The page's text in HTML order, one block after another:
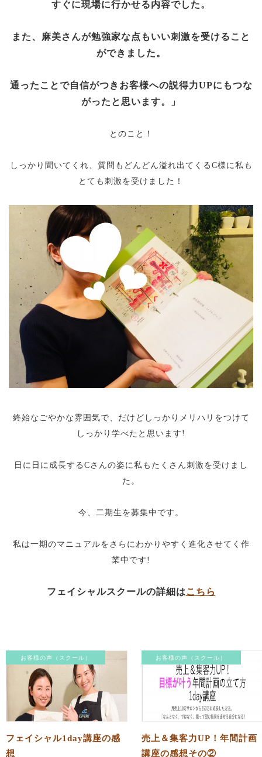
すぐに現場に行かせる内容でした。
また、麻美さんが勉強家な点もいい刺激を受けること
ができました。
通ったことで自信がつきお客様への説得力UPにもつな
がったと思います。」
とのこと！
しっかり聞いてくれ、質問もどんどん溢れ出てくるC様に私も
とても刺激を受けました！
終始なごやかな雰囲気で、だけどしっかりメリハリをつけて
しっかり学べたと思います!
日に日に成長するCさんの姿に私もたくさん刺激を受けまし
た。
今、二期生を募集中です。
私は一期のマニュアルをさらにわかりやすく進化させてく作
業中です!
フェイシャルスクールの詳細は こちら
お客様の声（スクール）
フェイシャル1day講座の感
想
お客様の声（スクール）
売上＆集客力UP！年間計画
講座の感想その②